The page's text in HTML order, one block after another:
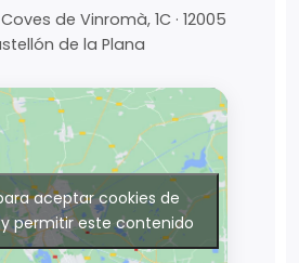
de Vinromà, 1C · 12005
de la Plana
aceptar cookies de
permitir este contenido